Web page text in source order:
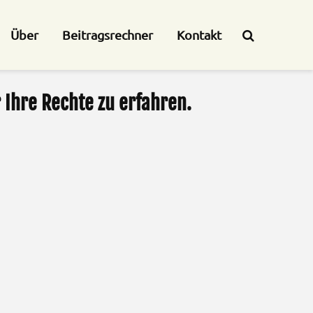
Über Beitragsrechner Kontakt
Rechte zu erfahren.